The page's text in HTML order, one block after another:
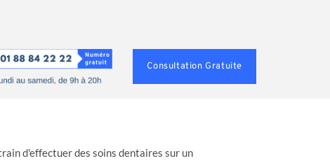
Consultation Gratuite